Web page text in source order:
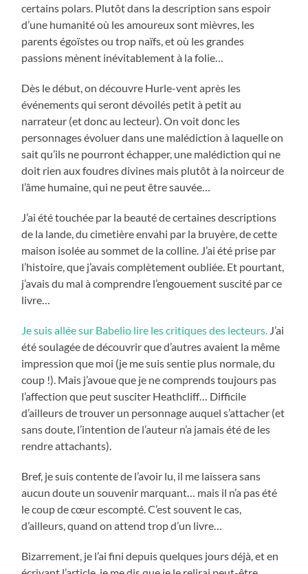
certains polars. Plutôt dans la description sans espoir
d’une humanité où les amoureux sont mièvres, les
parents égoïstes ou trop naïfs, et où les grandes
passions mènent inévitablement à la folie…
Dès le début, on découvre Hurle-vent après les
événements qui seront dévoilés petit à petit au
narrateur (et donc au lecteur). On voit donc les
personnages évoluer dans une malédiction à laquelle on
sait qu’ils ne pourront échapper, une malédiction qui ne
doit rien aux foudres divines mais plutôt à la noirceur de
l’âme humaine, qui ne peut être sauvée…
J’ai été touchée par la beauté de certaines descriptions
de la lande, du cimetière envahi par la bruyère, de cette
maison isolée au sommet de la colline. J’ai été prise par
l’histoire, que j’avais complètement oubliée. Et pourtant,
j’avais du mal à comprendre l’engouement suscité par ce
livre…
Je suis allée sur Babelio lire les critiques des lecteurs. J’ai
été soulagée de découvrir que d’autres avaient la même
impression que moi (je me suis sentie plus normale, du
coup !). Mais j’avoue que je ne comprends toujours pas
l’affection que peut susciter Heathcliff… Difficile
d’ailleurs de trouver un personnage auquel s’attacher (et
sans doute, l’intention de l’auteur n’a jamais été de les
rendre attachants).
Bref, je suis contente de l’avoir lu, il me laissera sans
aucun doute un souvenir marquant… mais il n’a pas été
le coup de cœur escompté. C’est souvent le cas,
d’ailleurs, quand on attend trop d’un livre…
Bizarrement, je l’ai fini depuis quelques jours déjà, et en